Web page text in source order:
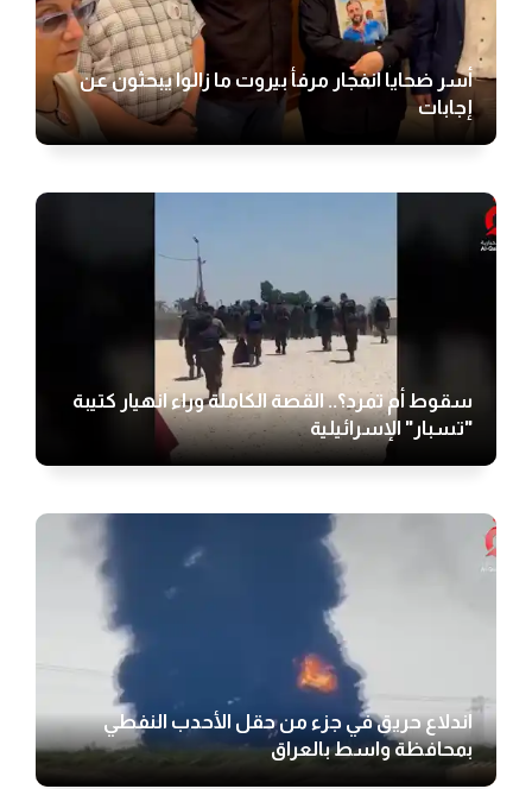
أسر ضحايا انفجار مرفأ بيروت ما زالوا يبحثون عن
إجابات
سقوط أم تمرد؟.. القصة الكاملة وراء انهيار كتيبة
"تسبار" الإسرائيلية
اندلاع حريق في جزء من حقل الأحدب النفطي
بمحافظة واسط بالعراق